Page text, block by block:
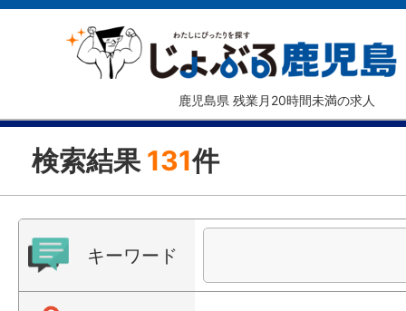
鹿児島県 残業月20時間未満の求人
検索結果 131件
キーワード